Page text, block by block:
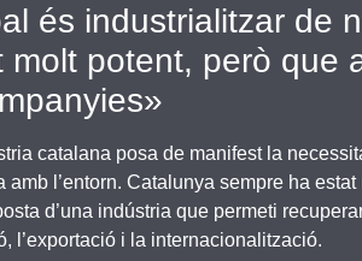
és industrialitzar de
molt potent, però que
catalana posa de manifest la
amb l’entorn. Catalunya sempre ha
d’una indústria que permeti
l’exportació i la internacionalització.